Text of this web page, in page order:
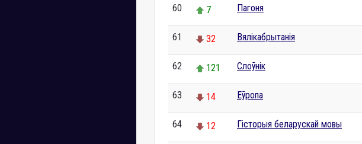
60 7 Пагоня
61 32 Вялікабрытанія
62 121 Слоўнік
63 14 Еўропа
64 12 Гісторыя беларускай мовы